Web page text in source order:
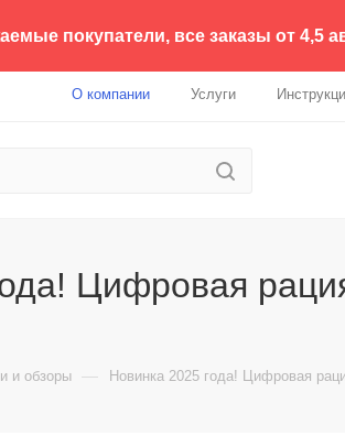
покупатели, все заказы от 4,5
О компании Услуги
Цифровая
и обзоры — Новинка 2025 года! Цифровая